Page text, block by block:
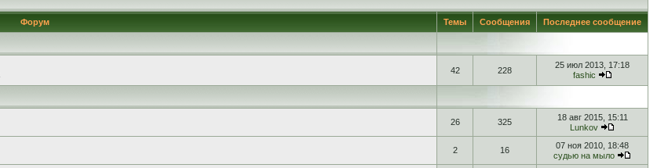
Форум Темы Сообщения Последнее сообщение
42 228
25 июл 2013, 17:18
fashic
26 325
18 авг 2015, 15:11
Lunkov
2 16
07 ноя 2010, 18:48
судью на мыло